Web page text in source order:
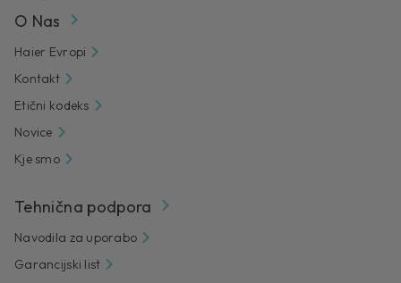
O Nas
Haier Evropi
Kontakt
Etični kodeks
Novice
Kje smo
Tehnična podpora
Navodila za uporabo
Garancijski list